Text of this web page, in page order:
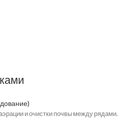
и очистки почвы между рядами.